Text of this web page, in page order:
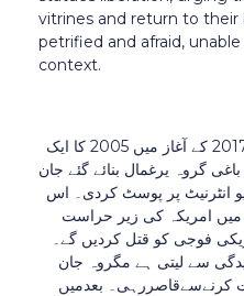
vitrines and return to
petrified and afraid,
context.
دی بیلڈ آف اسپیشل اوپس کوڈی2017 کے آغاز میں 2005 کا ایک
گروہ یرغمال بنائے گئے جان
انٹرنیٹ پر پوسٹ کردی۔ اس
امریکہ کی زیر حراست
فوجی کو قتل کردیں گے۔
سے لیتی ہے مگروہ جان
کرنےسےقاصررہی۔ بعدمیں